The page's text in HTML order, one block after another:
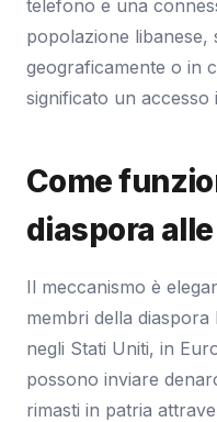
telefono e una
popolazione libanese,
geograficamente o in
significato un accesso
Come
diaspora
Il meccanismo è
membri della
negli Stati Uniti, in
possono inviare
rimasti in patria